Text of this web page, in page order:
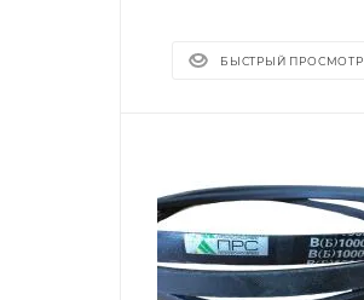
БЫСТРЫЙ ПРОСМОТР